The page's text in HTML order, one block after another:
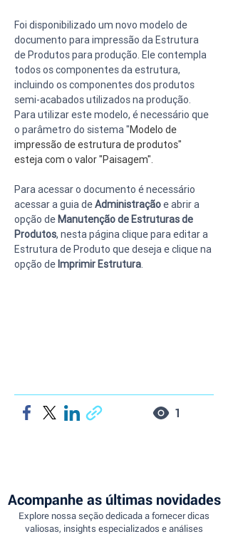
Foi disponibilizado um novo modelo de
documento para impressão da Estrutura
de Produtos para produção. Ele contempla
todos os componentes da estrutura,
incluindo os componentes dos produtos
semi-acabados utilizados na produção.
Para utilizar este modelo, é necessário que
o parâmetro do sistema "Modelo de
impressão de estrutura de produtos"
esteja com o valor "Paisagem".
Para acessar o documento é necessário
acessar a guia de Administração e abrir a
opção de Manutenção de Estruturas de
Produtos, nesta página clique para editar a
Estrutura de Produto que deseja e clique na
opção de Imprimir Estrutura.
1
Acompanhe as últimas novidades
Explore nossa seção dedicada a fornecer dicas
valiosas, insights especializados e análises